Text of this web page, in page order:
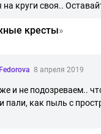
на круги своя..
кресты»
8 апреля 2019
и не подозреваем..
пали, как пыль с